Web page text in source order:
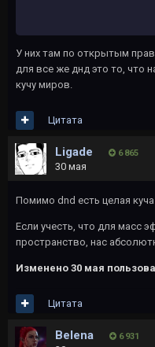
У них там по открытым
для все же днд это то, что
кучу миров.
Цитата
Ligade 6 865
30 мая
Помимо dnd есть целая
Если учесть, что для масс
пространство, нас
Изменено 30 мая
Цитата
Belena 6 931